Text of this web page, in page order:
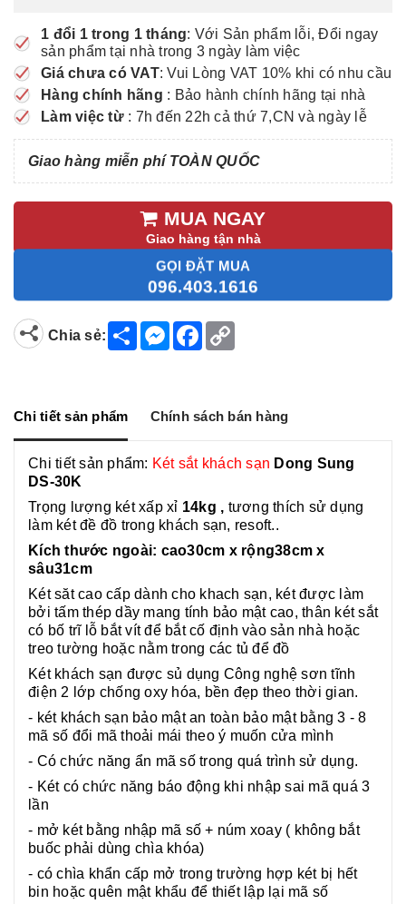
1 đổi 1 trong 1 tháng: Với Sản phẩm lỗi, Đổi ngay
sản phẩm tại nhà trong 3 ngày làm việc
Giá chưa có VAT: Vui Lòng VAT 10% khi có nhu cầu
Hàng chính hãng : Bảo hành chính hãng tại nhà
Làm việc từ : 7h đến 22h cả thứ 7,CN và ngày lễ
Giao hàng miễn phí TOÀN QUỐC
MUA NGAY
Giao hàng tận nhà
GỌI ĐẶT MUA
096.403.1616
Chia sẻ:
S
h
M
e
g
F
a
o
n
Chi tiết sản phẩm Chính sách bán hàng
Chi tiết sản phẩm: Két sắt khách sạn Dong Sung
DS-30K
Trọng lượng két xấp xỉ 14kg , tương thích sử dụng
làm két đề đồ trong khách sạn, resoft..
Kích thước ngoài: cao30cm x rộng38cm x
sâu31cm
Két săt cao cấp dành cho khach sạn, két được làm
bởi tấm thép dầy mang tính bảo mật cao, thân két sắt
có bố trĩ lỗ bắt vít để bắt cố định vào sản nhà hoặc
treo tường hoặc nằm trong các tủ để đồ
Két khách sạn được sủ dụng Công nghệ sơn tĩnh
điện 2 lớp chống oxy hóa, bền đẹp theo thời gian.
- két khách sạn bảo mật an toàn bảo mật bằng 3 - 8
mã số đổi mã thoải mái theo ý muốn cửa mình
- Có chức năng ẩn mã số trong quá trình sử dụng.
- Két có chức năng báo động khi nhập sai mã quá 3
lần
- mở két bằng nhập mã số + núm xoay ( không bắt
buốc phải dùng chìa khóa)
- có chìa khẩn cấp mở trong trường hợp két bị hết
bin hoặc quên mật khẩu để thiết lập lại mã số